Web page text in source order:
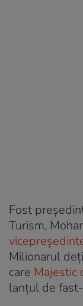
Fost
Turism,
Milionarul
care Majestic
lanțul de